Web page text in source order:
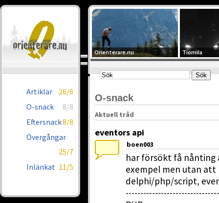
Artiklar
26/6
O-snack
8/8
Eftersnack8/8
Övergångar
25/7
Inlänkat 11/5
Orienterare.nu Tiomila
O-snack
Aktuell tråd
eventors api
boen003
har försökt få nånting
exempel men utan att
delphi/php/script,